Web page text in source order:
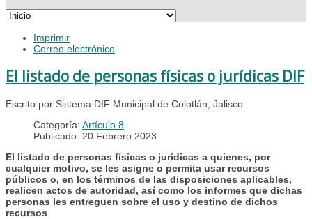
Imprimir
Correo electrónico
El listado de personas físicas o jurídicas DIF
Escrito por Sistema DIF Municipal de Colotlán, Jalisco
Categoría: Artículo 8
Publicado: 20 Febrero 2023
El listado de personas físicas o jurídicas a quienes, por
cualquier motivo, se les asigne o permita usar recursos
públicos o, en los términos de las disposiciones aplicables,
realicen actos de autoridad, así como los informes que dichas
personas les entreguen sobre el uso y destino de dichos
recursos